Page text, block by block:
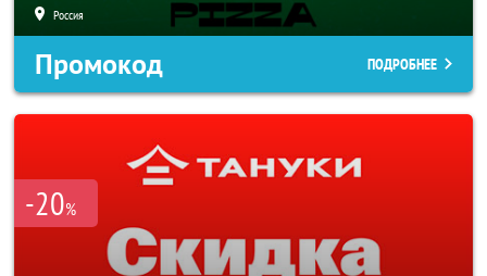
Россия
Промокод ПОДРОБНЕЕ
-20%